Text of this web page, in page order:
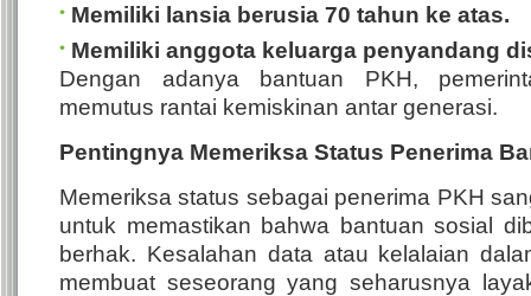
Memiliki lansia berusia 70 tahun ke atas.
Memiliki anggota keluarga penyandang
Dengan adanya bantuan PKH,
memutus rantai kemiskinan antar generasi.
Pentingnya Memeriksa Status Penerima
Memeriksa status sebagai penerima PKH
untuk memastikan bahwa bantuan sosial
berhak. Kesalahan data atau kelalaian
membuat seseorang yang seharusnya